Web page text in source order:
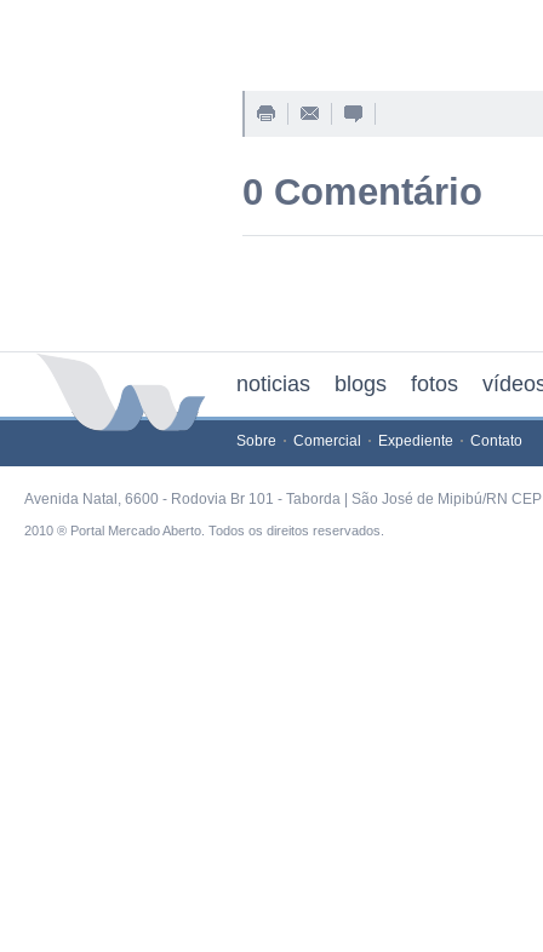
0 Comentário
noticias blogs fotos
Sobre Comercial Expediente Contato
Avenida Natal, 6600 - Rodovia Br 101 - Taborda | São José de Mipibú/RN
2010 ® Portal Mercado Aberto. Todos os direitos reservados.